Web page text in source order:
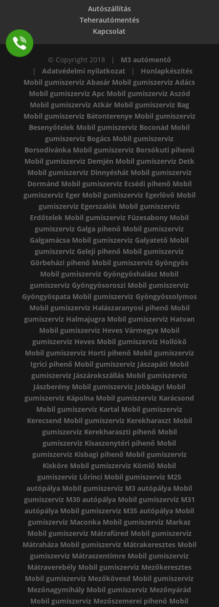
Autószállítás
Teherautómentés
Kapcsolat
© Copyright 2018 | M3 autómentő
| Adatvédelmi nyilatkozat| Honlapkészítés
Mobil gumiszerviz Abasár Mobil gumiszerviz Adács
Mobil gumiszerviz Apc Mobil gumiszerviz Aszód
Mobil gumiszerviz Atkár Mobil gumiszerviz Bag
Mobil gumiszerviz Bátonterenye Mobil gumiszerviz
Besenyőtelek Mobil gumiszerviz Boconád Mobil
gumiszerviz Bogács Mobil gumiszerviz
Borsodivánka Mobil gumiszerviz Borsókuti pihenő
Mobil gumiszerviz Demjén Mobil gumiszerviz Detk
Mobil gumiszerviz Dinnyéshát Mobil gumiszerviz
Dormánd Mobil gumiszerviz Ecsédi pihenő Mobil
gumiszerviz Eger Mobil gumiszerviz Egerlövő Mobil
gumiszerviz Egerszalók Mobil gumiszerviz
Erdőtelek Mobil gumiszerviz Füzesabony Mobil
gumiszerviz Galga pihenő Mobil gumiszerviz
Galgamácsa Mobil gumiszerviz Galyatető Mobil
gumiszerviz Geleji pihenő Mobil gumiszerviz
Görbeházi pihenő Mobil gumiszerviz Gyöngyös
Mobil gumiszerviz Gyöngyöshalász Mobil
gumiszerviz Gyöngyösoroszi Mobil gumiszerviz
Gyöngyöspata Mobil gumiszerviz Gyöngyössolymos
Mobil gumiszerviz Halászaranyosi pihenő Mobil
gumiszerviz Halmajugra Mobil gumiszerviz Hatvan
Mobil gumiszerviz Heves Vármegye Mobil
gumiszerviz Heves Mobil gumiszerviz Hollókő
Mobil gumiszerviz Horti pihenő Mobil gumiszerviz
Igrici pihenő Mobil gumiszerviz Jászapáti Mobil
gumiszerviz Jászárokszállás Mobil gumiszerviz
Jászberény Mobil gumiszerviz Jobbágyi Mobil
gumiszerviz Kápolna Mobil gumiszerviz Karácsond
Mobil gumiszerviz Kartal Mobil gumiszerviz
Kerecsend Mobil gumiszerviz Kerekharaszt Mobil
gumiszerviz Kerekharaszti pihenő Mobil
gumiszerviz Kisaszonytéri pihenő Mobil
gumiszerviz Kisbagi pihenő Mobil gumiszerviz
Kisköre Mobil gumiszerviz Kömlő Mobil
gumiszerviz Lőrinci Mobil gumiszerviz M25
autópálya Mobil gumiszerviz M3 autópálya Mobil
gumiszerviz M30 autópálya Mobil gumiszerviz M31
autópálya Mobil gumiszerviz M35 autópálya Mobil
gumiszerviz Maconka Mobil gumiszerviz Markaz
Mobil gumiszerviz Mátrafüred Mobil gumiszerviz
Mátraháza Mobil gumiszerviz Mátrakeresztes Mobil
gumiszerviz Mátraszentimre Mobil gumiszerviz
Mátraverebély Mobil gumiszerviz Mezőkeresztes
Mobil gumiszerviz Mezőkövesd Mobil gumiszerviz
Mezőnagymihály Mobil gumiszerviz Mezőnyárád
Mobil gumiszerviz Mezőszemerei pihenő Mobil